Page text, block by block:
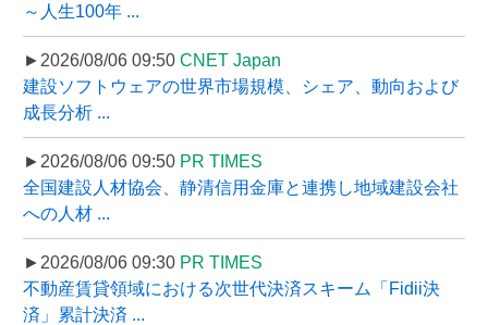
～人生100年 ...
►2026/08/06 09:50 CNET Japan
建設ソフトウェアの世界市場規模、シェア、動向および
成長分析 ...
►2026/08/06 09:50 PR TIMES
全国建設人材協会、静清信用金庫と連携し地域建設会社
への人材 ...
►2026/08/06 09:30 PR TIMES
不動産賃貸領域における次世代決済スキーム「Fidii決
済」累計決済 ...